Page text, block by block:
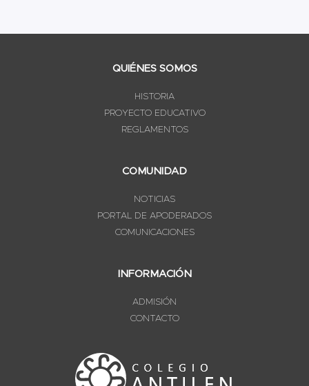
QUIÉNES SOMOS
HISTORIA
PROYECTO EDUCATIVO
REGLAMENTOS
COMUNIDAD
NOTICIAS
PORTAL DE APODERADOS
COMUNICACIONES
INFORMACIÓN
ADMISIÓN
CONTACTO